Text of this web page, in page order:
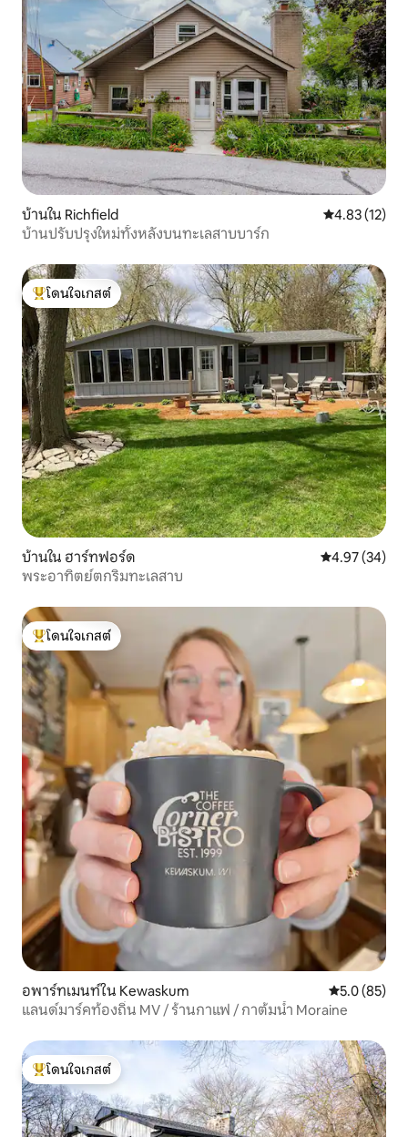
บ้านใน Richfield คะแนนเฉลี่ย
4.83 (12)
บ้านปรับปรุงใหม่ทั้งหลังบนทะเลสาบบาร์ก
โดนใจเกสต์ที่สุด
โดนใจเกสต์
บ้านใน ฮาร์ทฟอร์ด คะแนนเฉลี่ย
4.97 (34)
พระอาทิตย์ตกริมทะเลสาบ
โดนใจเกสต์ที่สุด
โดนใจเกสต์
อพาร์ทเมนท์ใน Kewaskum คะแนนเฉลี่ย
5.0 (85)
แลนด์มาร์คท้องถิ่น MV / ร้านกาแฟ / กาต้มน้ำ Moraine
โดนใจเกสต์ที่สุด
โดนใจเกสต์